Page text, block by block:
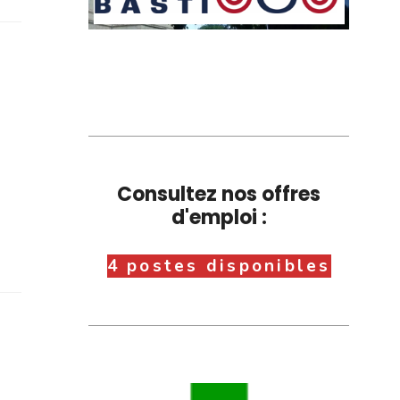
Consultez nos offres
d'emploi :
4 postes disponibles